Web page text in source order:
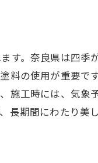
す。奈良県は四季
料の使用が重要で
施工時には、気象
期間にわたり美